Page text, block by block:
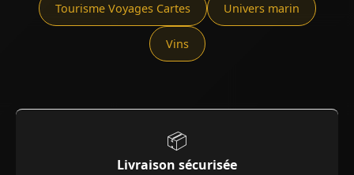
Tourisme Voyages Cartes Univers marin
Vins
📦
Livraison sécurisée